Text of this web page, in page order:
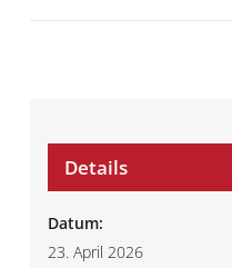
Details
Datum:
23. April 2026